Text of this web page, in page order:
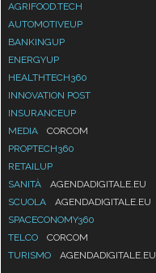
AGRIFOOD.TECH
AUTOMOTIVEUP
BANKINGUP
ENERGYUP
HEALTHTECH360
INNOVATION POST
INSURANCEUP
MEDIA
CORCOM
PROPTECH360
RETAILUP
SANITÀ
AGENDADIGITALE.EU
SCUOLA
AGENDADIGITALE.EU
SPACECONOMY360
TELCO
CORCOM
TURISMO
AGENDADIGITALE.EU